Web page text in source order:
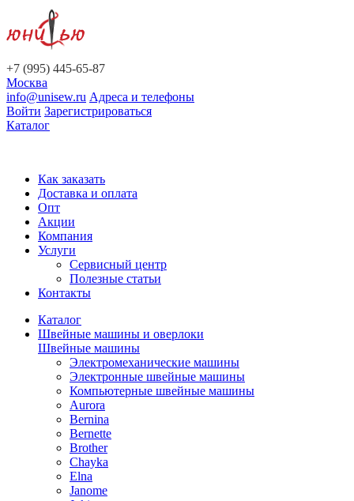
+7 (995) 445-65-87
Москва
info@unisew.ru Адреса и телефоны
Войти Зарегистрироваться
Каталог
Как заказать
Доставка и оплата
Опт
Акции
Компания
Услуги
Сервисный центр
Полезные статьи
Контакты
Каталог
Швейные машины и оверлоки
Швейные машины
Электромеханические машины
Электронные швейные машины
Компьютерные швейные машины
Aurora
Bernina
Bernette
Brother
Chayka
Elna
Janome